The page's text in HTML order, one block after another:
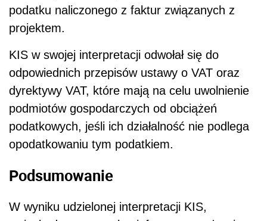
podatku naliczonego z faktur związanych z
projektem.
KIS w swojej interpretacji odwołał się do
odpowiednich przepisów ustawy o VAT oraz
dyrektywy VAT, które mają na celu uwolnienie
podmiotów gospodarczych od obciążeń
podatkowych, jeśli ich działalność nie podlega
opodatkowaniu tym podatkiem.
Podsumowanie
W wyniku udzielonej interpretacji KIS,